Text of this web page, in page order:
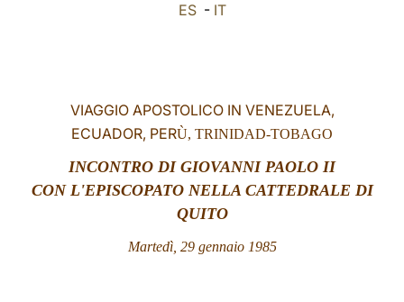
中文
LATINE
ES- IT
VIAGGIO APOSTOLICO IN VENEZUELA,
ECUADOR, PERÙ, TRINIDAD-TOBAGO
INCONTRO DI GIOVANNI PAOLO II
CON L'EPISCOPATO NELLA CATTEDRALE DI
QUITO
Martedì, 29 gennaio 1985